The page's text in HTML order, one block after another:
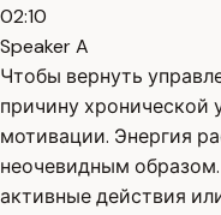
02:10
Speaker A
Чтобы вернуть
причину хронической
мотивации. Энергия
неочевидным
активные действия